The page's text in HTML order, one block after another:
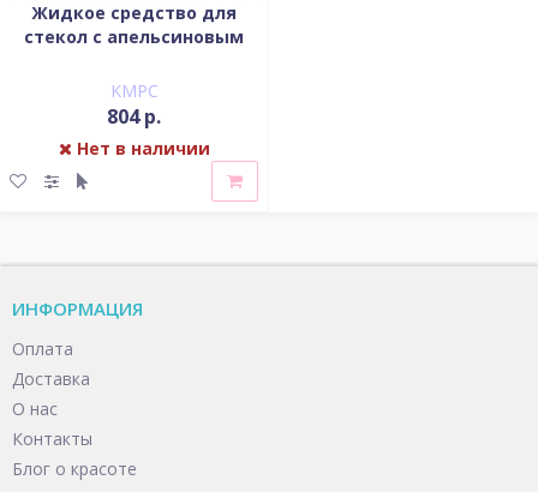
Жидкое средство для
стекол с апельсиновым
KMPC
804 р.
Нет в наличии
ИНФОРМАЦИЯ
Оплата
Доставка
О нас
Контакты
Блог о красоте